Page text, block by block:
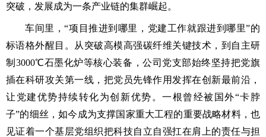
突破，发展成为一条产业链的集群崛起。
车间里，“项目推进到哪里，党建工作就跟进到哪里”的
标语格外醒目。从突破高模高强碳纤维关键技术，到自主研
制3000℃石墨化炉等核心装备，公司党支部始终坚持把党旗
插在科研攻关第一线，把党员先锋作用发挥在创新最前沿，
让党建优势持续转化为创新优势。一根曾经被国外“卡脖
子”的细丝，如今成为支撑国家重大工程的重要战略材料，也
见证着一个基层党组织把科技自立自强扛在肩上的责任与担